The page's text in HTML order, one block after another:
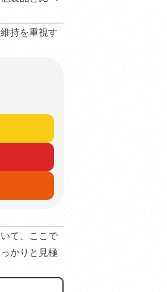
持を重視す
て、ここで
かりと見極